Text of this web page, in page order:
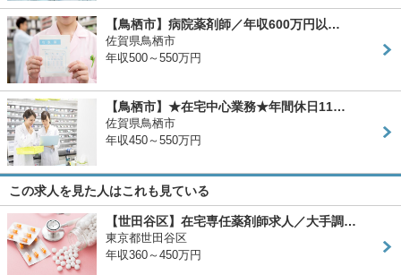
【鳥栖市】病院薬剤師／年収600万円以…
佐賀県鳥栖市
年収500～550万円
【鳥栖市】★在宅中心業務★年間休日11…
佐賀県鳥栖市
年収450～550万円
この求人を見た人はこれも見ている
【世田谷区】在宅専任薬剤師求人／大手調…
東京都世田谷区
年収360～450万円